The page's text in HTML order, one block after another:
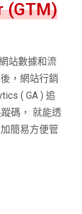
(GTM)
站數據和流
，網站行銷
( GA ) 追
碼， 就能透
簡易方便管